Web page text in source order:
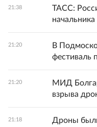
21:38
ТАСС:
21:20
В
фестиваль
21:20
МИД
взрыва
21:18
Дроны